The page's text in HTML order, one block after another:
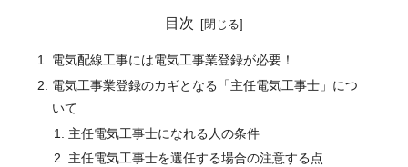
目次
電気配線工事には電気工事業登録が必要！
電気工事業登録のカギとなる「主任電気工事士」につ
いて
主任電気工事士になれる人の条件
主任電気工事士を選任する場合の注意する点